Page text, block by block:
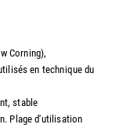
Corning),
en technique du
stable
Plage d'utilisation